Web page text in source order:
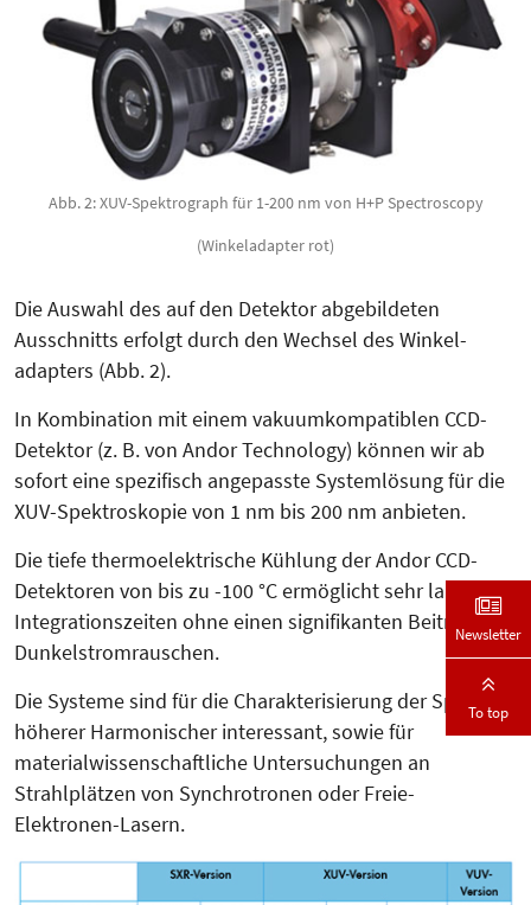
Abb. 2: XUV-Spektrograph für 1-200 nm von H+P Spectroscopy
(Winkeladapter rot)
Die Aus­wahl des auf den Detektor abgebildeten
Ausschnitts erfolgt durch den Wechsel des Win­kel­
adapters (Abb. 2).
In Kombination mit einem vakuumkompatiblen CCD-
Detektor (z. B. von Andor Technology) können wir ab
sofort eine spezifisch ange­passte Sys­temlösung für die
XUV-Spek­troskopie von 1 nm bis 200 nm anbieten.
Die tiefe thermoelektrische Kühlung der Andor CCD-
Detektoren von bis zu -100 °C ermöglicht sehr lange
Integrationszeiten ohne einen signifikanten Beitrag von
Dunkel­strom­rauschen.
Die Systeme sind für die Cha­rak­­te­risierung der Spektren
höherer Har­mo­nischer interessant, sowie für
materialwissenschaftliche Untersuchungen an
Strahlplätzen von Synchrotronen oder Freie-
Elektronen-Lasern.
Newsletter
To top